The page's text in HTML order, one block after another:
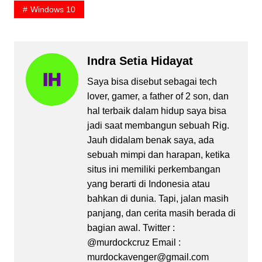
Windows 10
Indra Setia Hidayat
Saya bisa disebut sebagai tech
lover, gamer, a father of 2 son, dan
hal terbaik dalam hidup saya bisa
jadi saat membangun sebuah Rig.
Jauh didalam benak saya, ada
sebuah mimpi dan harapan, ketika
situs ini memiliki perkembangan
yang berarti di Indonesia atau
bahkan di dunia. Tapi, jalan masih
panjang, dan cerita masih berada di
bagian awal. Twitter :
@murdockcruz Email :
murdockavenger@gmail.com